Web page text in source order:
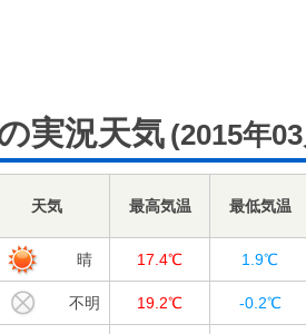
実況天気 (2015年
天気 最高気温 最低気温
晴 17.4℃ 1.9℃
不明 19.2℃ -0.2℃